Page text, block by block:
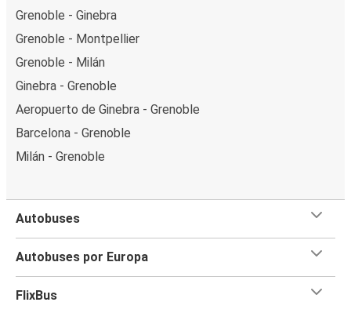
Grenoble - Ginebra
Grenoble - Montpellier
Grenoble - Milán
Ginebra - Grenoble
Aeropuerto de Ginebra - Grenoble
Barcelona - Grenoble
Milán - Grenoble
Autobuses
Autobuses por Europa
FlixBus